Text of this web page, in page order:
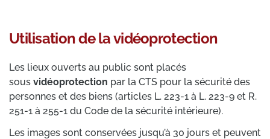
Utilisation de la vidéoprotection
Les lieux ouverts au public sont placés
sous vidéoprotection par la CTS pour la sécurité des
personnes et des biens (articles L. 223-1 à L. 223-9 et R.
251-1 à 255-1 du Code de la sécurité intérieure).
Les images sont conservées jusqu’à 30 jours et peuvent